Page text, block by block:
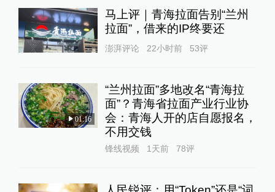
马上评｜青海拉面告别“兰州
拉面”，借来的IP终要还
澎湃评论 22小时前 53评
01:16
“兰州拉面”多地改名“青海拉
面”？青海省拉面产业行业协
会：青海人开的店自愿报名，
不用交钱
锋线视频 1天前 78评